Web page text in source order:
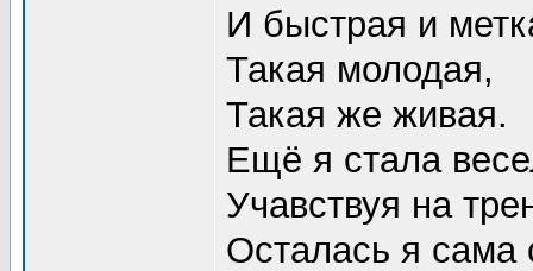
И быстрая и
Такая молодая,
Такая же живая.
Ещё я стала
Учавствуя на
Осталась я сама